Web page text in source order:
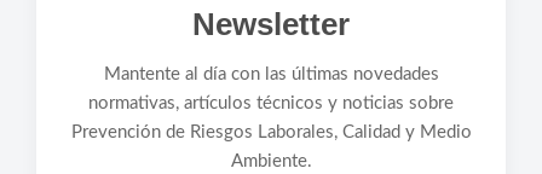
Newsletter
Mantente al día con las últimas novedades
normativas, artículos técnicos y noticias sobre
Prevención de Riesgos Laborales, Calidad y Medio
Ambiente.